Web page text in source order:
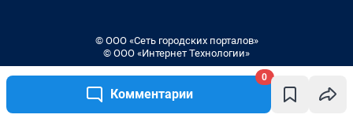
Комментарии
0
© ООО «Сеть городских порталов»
© ООО «Интернет Технологии»